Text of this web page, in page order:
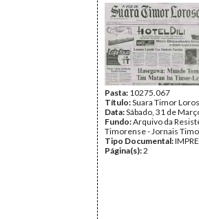
Pasta: 10275.067
Título:Suara Timor
Data:Sábado, 31 de
Fundo:Arquivo da
Timorense - Jornais
Tipo Documental:
Página(s):2